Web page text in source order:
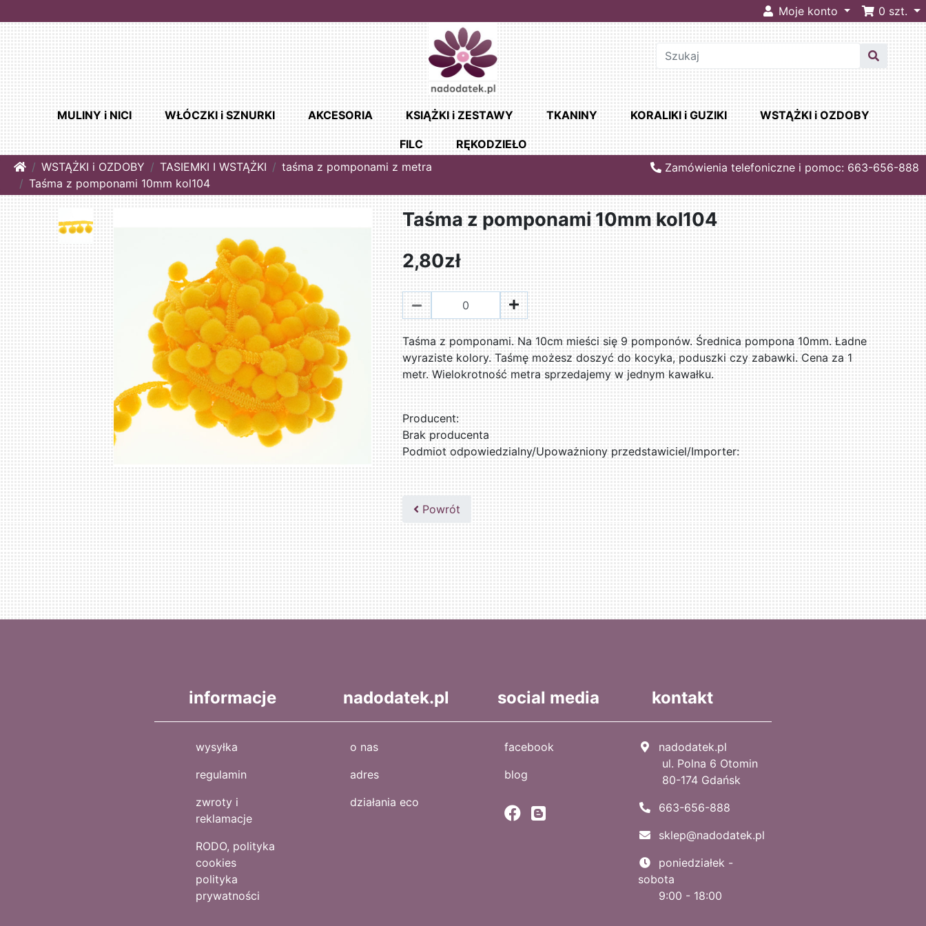
Moje konto 0 szt.
MULINY i NICI WŁÓCZKI i SZNURKI AKCESORIA KSIĄŻKI i ZESTAWY TKANINY KORALIKI i GUZIKI WSTĄŻKI i OZDOBY
FILC
RĘKODZIEŁO
HomeWSTĄŻKI i OZDOBY TASIEMKI I WSTĄŻKI
taśma z pomponami z metra
Taśma z pomponami 10mm kol104
Zamówienia telefoniczne i pomoc: 663-656-888
Taśma z pomponami 10mm kol104
2,80zł
Taśma z pomponami. Na 10cm mieści się 9 pomponów. Średnica pompona 10mm. Ładne
wyraziste kolory. Taśmę możesz doszyć do kocyka, poduszki czy zabawki. Cena za 1
metr. Wielokrotność metra sprzedajemy w jednym kawałku.
Producent:
Brak producenta
Podmiot odpowiedzialny/Upoważniony przedstawiciel/Importer:
Powrót
informacje
wysyłka
regulamin
zwroty i
reklamacje
RODO, polityka
cookies
polityka
prywatności
nadodatek.pl
o nas
adres
działania eco
social media
facebook
blog
kontakt
nadodatek.pl
ul. Polna 6 Otomin
80-174 Gdańsk
663-656-888
sklep@nadodatek.pl
poniedziałek -
sobota
9:00 - 18:00